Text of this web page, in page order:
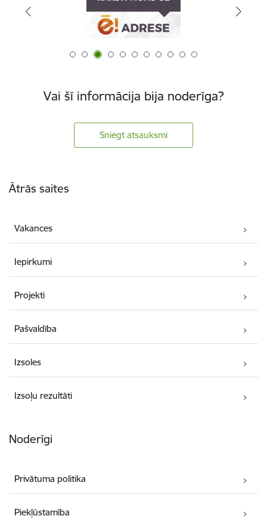
Vai šī informācija bija noderīga?
Sniegt atsauksmi
Ātrās saites
Vakances
Iepirkumi
Projekti
Pašvaldība
Izsoles
Izsoļu rezultāti
Noderīgi
Privātuma politika
Piekļūstamība